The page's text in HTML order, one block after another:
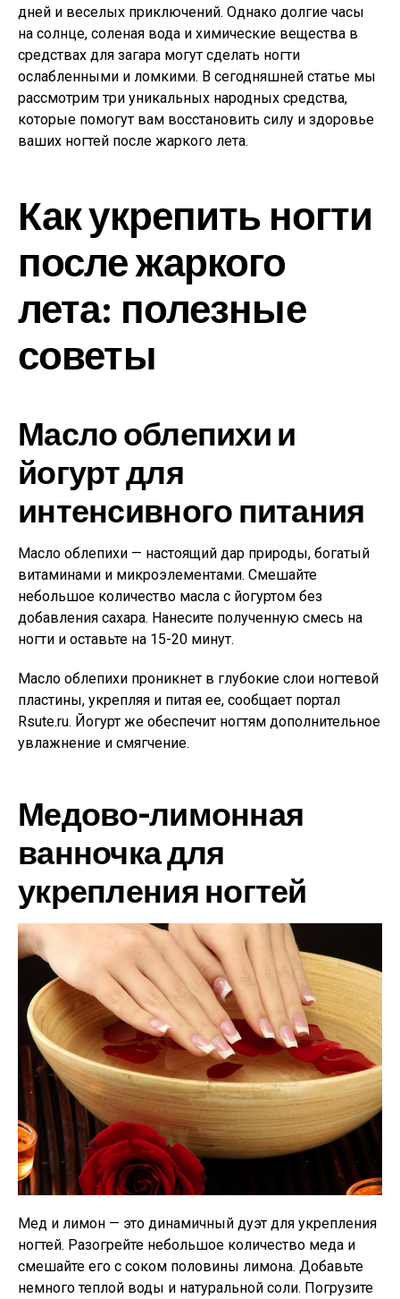
дней и веселых приключений. Однако долгие часы
на солнце, соленая вода и химические вещества в
средствах для загара могут сделать ногти
ослабленными и ломкими. В сегодняшней статье мы
рассмотрим три уникальных народных средства,
которые помогут вам восстановить силу и здоровье
ваших ногтей после жаркого лета.
Как укрепить ногти
после жаркого
лета: полезные
советы
Масло облепихи и
йогурт для
интенсивного питания
Масло облепихи — настоящий дар природы, богатый
витаминами и микроэлементами. Смешайте
небольшое количество масла с йогуртом без
добавления сахара. Нанесите полученную смесь на
ногти и оставьте на 15-20 минут.
Масло облепихи проникнет в глубокие слои ногтевой
пластины, укрепляя и питая ее, сообщает портал
Rsute.ru. Йогурт же обеспечит ногтям дополнительное
увлажнение и смягчение.
Медово-лимонная
ванночка для
укрепления ногтей
Мед и лимон — это динамичный дуэт для укрепления
ногтей. Разогрейте небольшое количество меда и
смешайте его с соком половины лимона. Добавьте
немного теплой воды и натуральной соли. Погрузите